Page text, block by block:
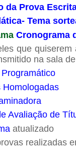
da Prova
Tema
Cronograma
que
na sala
Homologadas
Avaliação de
atualizado
realizadas